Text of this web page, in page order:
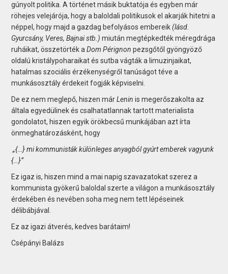
gúnyolt politika. A történet másik buktatója és egyben már
röhejes velejárója, hogy a baloldali politikusok el akarják hitetni a
néppel, hogy majd a gazdag befolyásos embereik(lásd.
Gyurcsány, Veres, Bajnai stb.)miután megtépkedték méregdrága
ruháikat, összetörték aDom Pérignon pezsgőtől gyöngyöző
oldalú kristálypoharaikat és sutba vágták a limuzinjaikat,
hatalmas szociális érzékenységről tanúságot téve a
munkásosztály érdekeit fogják képviselni.
De ez nem meglepő, hiszen márLenin is megerőszakolta az
általa egyedülinek és csalhatatlannak tartott materialista
gondolatot, hiszen egyik örökbecsű munkájában azt írta
önmeghatározásként, hogy
„{…} mi kommunisták különleges anyagból gyúrt emberek vagyunk
{…}”
Ez igaz is, hiszen mind a mai napig szavazatokat szerez a
kommunista gyökerű baloldal szerte a világon a munkásosztály
érdekében és nevében soha meg nem tett lépéseinek
délibábjával.
Ez az igazi átverés, kedves barátaim!
Csépányi Balázs